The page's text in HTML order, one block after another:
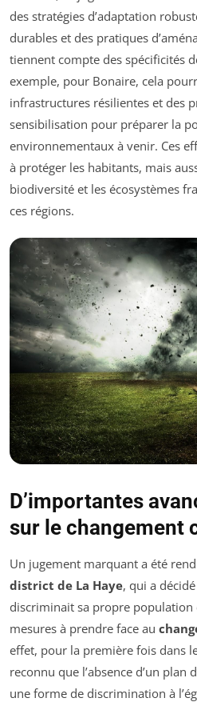
des stratégies d’adaptation
durables et des pratiques
tiennent compte des spécificités
exemple, pour Bonaire, cela
infrastructures résilientes et des
sensibilisation pour préparer la
environnementaux à venir. Ces
à protéger les habitants, mais
biodiversité et les écosystèmes
ces régions.
D’importantes
sur le changement
Un jugement marquant a été
district de La Haye, qui a décidé
discriminait sa propre population
mesures à prendre face au
effet, pour la première fois dans
reconnu que l’absence d’un plan
une forme de discrimination à